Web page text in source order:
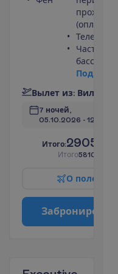
Телефон
Частный
бассейн
Под
Вылет из: Вил
7 ночей,
05.10.2026 -
Итого:2905.00
Итого5810.00
О поле
Заброниро